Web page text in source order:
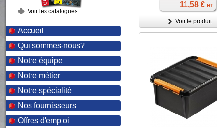
Voir les catalogues
Accueil
Qui sommes-nous?
Notre équipe
Notre métier
Notre spécialité
Nos fournisseurs
Offres d'emploi
11,58 € HT
Voir le produit